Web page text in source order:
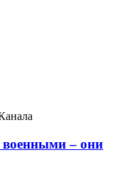
военными – они